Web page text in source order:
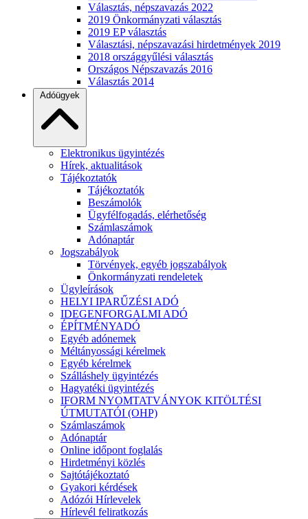
Választás, népszavazás 2022
2019 Önkormányzati választás
2019 EP választás
Választási, népszavazási hirdetmények 2019
2018 országgyűlési választás
Országos Népszavazás 2016
Választás 2014
Adóügyek
Elektronikus ügyintézés
Hírek, aktualitások
Tájékoztatók
Tájékoztatók
Beszámolók
Ügyfélfogadás, elérhetőség
Számlaszámok
Adónaptár
Jogszabályok
Törvények, egyéb jogszabályok
Önkormányzati rendeletek
Ügyleírások
HELYI IPARŰZÉSI ADÓ
IDEGENFORGALMI ADÓ
ÉPÍTMÉNYADÓ
Egyéb adónemek
Méltányossági kérelmek
Egyéb kérelmek
Szálláshely ügyintézés
Hagyatéki ügyintézés
IFORM NYOMTATVÁNYOK KITÖLTÉSI
ÚTMUTATÓI (OHP)
Számlaszámok
Adónaptár
Online időpont foglalás
Hirdetményi közlés
Sajtótájékoztató
Gyakori kérdések
Adózói Hírlevelek
Hírlevél feliratkozás